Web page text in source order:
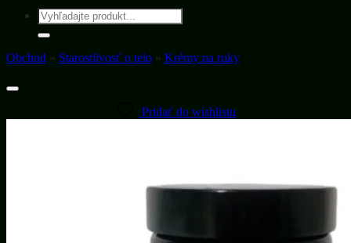
Hľadať:
Obchod » Starostlivosť o telo » Krémy na ruky
Pridať do wishlistu